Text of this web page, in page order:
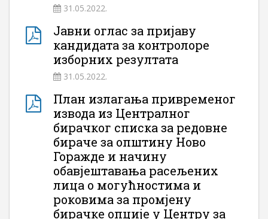
31.05.2022.
Јавни оглас за пријаву
кандидата за контролоре
изборних резултата
31.05.2022.
План излагања привременог
извода из Централног
бирачког списка за редовне
бираче за општину Ново
Горажде и начину
обавјештавања расељених
лица о могућностима и
роковима за промјену
бирачке опције у Центру за